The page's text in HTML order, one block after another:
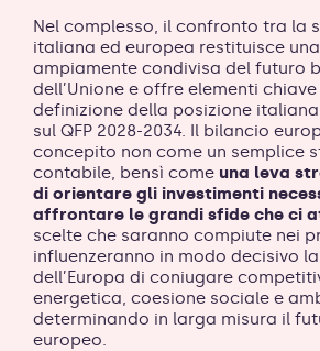
Nel complesso, il confronto tra la
italiana ed europea restituisce
ampiamente condivisa del futuro
dell’Unione e offre elementi
definizione della posizione
sul QFP 2028-2034. Il bilancio
concepito non come un semplice
contabile, bensì come una leva
di orientare gli investimenti
affrontare le grandi sfide che ci
scelte che saranno compiute nei
influenzeranno in modo decisivo
dell’Europa di coniugare
energetica, coesione sociale e
determinando in larga misura il
europeo.